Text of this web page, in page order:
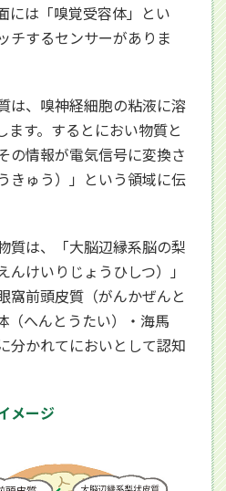
には「嗅覚受容体」とい
チするセンサーがありま
は、嗅神経細胞の粘液に溶
ます。するとにおい物質と
の情報が電気信号に変換さ
きゅう）」という領域に伝
質は、「大脳辺縁系脳の梨
けいりじょうひしつ）」
窩前頭皮質（がんかぜんと
（へんとうたい）・海馬
分かれてにおいとして認知
メージ